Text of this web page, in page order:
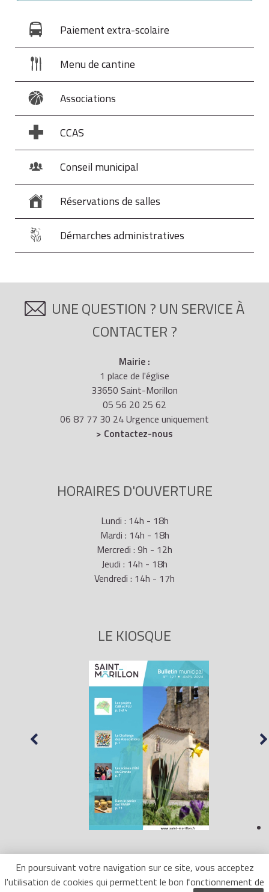
En poursuivant votre navigation sur ce site, vous acceptez
l'utilisation de cookies qui permettent le bon fonctionnement de
Paiement extra-scolaire
Menu de cantine
Associations
CCAS
Conseil municipal
Réservations de salles
Démarches administratives
UNE QUESTION ? UN SERVICE À
CONTACTER ?
Mairie :
1 place de l'église
33650 Saint-Morillon
05 56 20 25 62
06 87 77 30 24 Urgence uniquement
> Contactez-nous
HORAIRES D'OUVERTURE
Lundi : 14h - 18h
Mardi : 14h - 18h
Mercredi : 9h - 12h
Jeudi : 14h - 18h
Vendredi : 14h - 17h
LE KIOSQUE
Mentions Légales - Site réalisé parLR Marketing